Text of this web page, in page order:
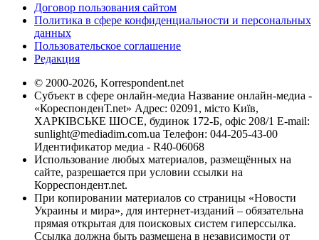
Договор пользования сайтом
Политика в сфере конфиденциальности и персональных
данных
Пользовательское соглашение
Редакция
© 2000-2026, Korrespondent.net
Субъект в сфере онлайн-медиа Название онлайн-медиа -
«КореспонденТ.net» Адрес: 02091, місто Київ,
ХАРКІВСЬКЕ ШОСЕ, будинок 172-Б, офіс 208/1 E-mail:
sunlight@mediadim.com.ua Телефон: 044-205-43-00
Идентификатор медиа - R40-06068
Использование любых материалов, размещённых на
сайте, разрешается при условии ссылки на
Корреспондент.net.
При копировании материалов со страницы «Новости
Украины и мира», для интернет-изданий – обязательна
прямая открытая для поисковых систем гиперссылка.
Ссылка должна быть размещена в независимости от